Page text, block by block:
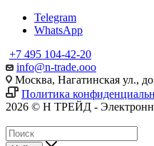
Telegram
WhatsApp
+7 495 104-42-20
info@n-trade.ooo
Москва, Нагатинская ул.,
Политика
2026 © Н ТРЕЙД -